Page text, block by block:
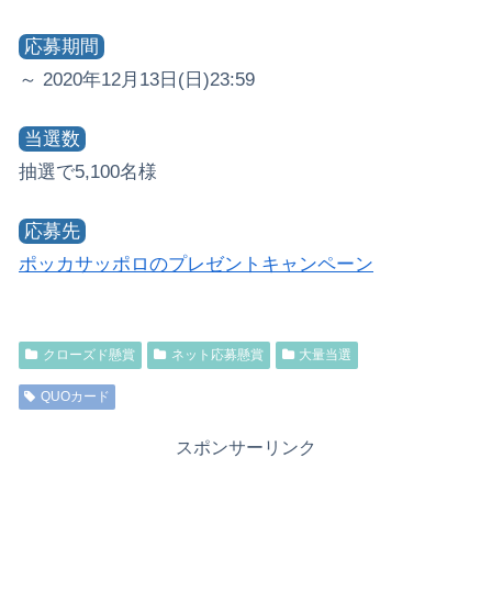
応募期間
～ 2020年12月13日(日)23:59
当選数
抽選で5,100名様
応募先
ポッカサッポロのプレゼントキャンペーン
クローズド懸賞 ネット応募懸賞 大量当選
QUOカード
スポンサーリンク